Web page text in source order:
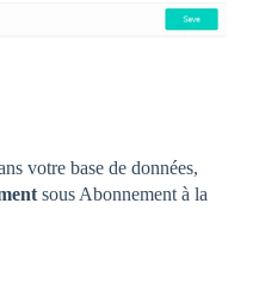
votre base de données,
sous Abonnement à la